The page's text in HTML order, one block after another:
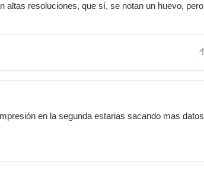
altas resoluciones, que sí, se notan un huevo, pero
en la segunda estarias sacando mas datos